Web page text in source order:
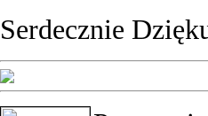
Serdecznie